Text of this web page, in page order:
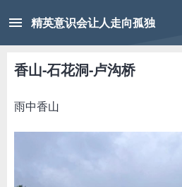
menu 精英意识会让人走向孤独
香山-石花洞-卢沟桥
雨中香山